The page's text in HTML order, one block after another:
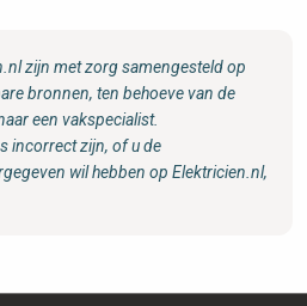
zijn met zorg samengesteld op
bronnen, ten behoeve van de
een vakspecialist.
incorrect zijn, of u de
wil hebben op Elektricien.nl,